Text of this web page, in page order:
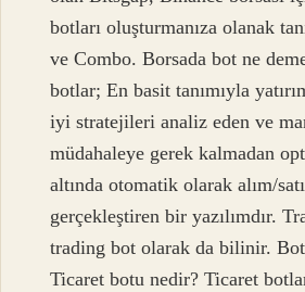
botları oluşturmanıza olanak
ve Combo. Borsada bot ne
botlar; En basit tanımıyla
iyi stratejileri analiz eden ve
müdahaleye gerek kalmadan
altında otomatik olarak alım/
gerçekleştiren bir yazılımdır.
trading bot olarak da bilinir. Bot
Ticaret botu nedir? Ticaret